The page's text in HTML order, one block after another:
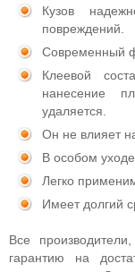
Кузов
повреждений.
Современный
Клеевой
нанесение
удаляется.
Он не влияет
В особом
Легко
Имеет долгий
Все
гарантию на